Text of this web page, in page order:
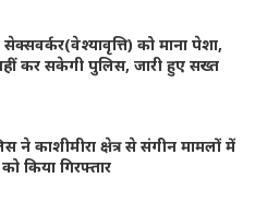
सेक्सवर्कर(वेश्यावृत्ति) को माना पेशा,
कर सकेगी पुलिस, जारी हुए सख्त
ने काशीमीरा क्षेत्र से संगीन मामलों में
किया गिरफ्तार